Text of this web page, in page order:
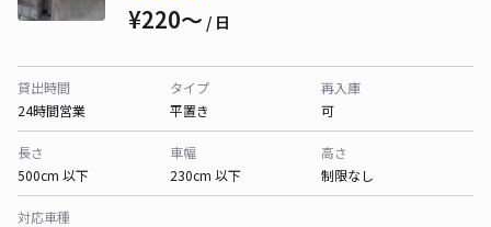
¥220〜 / 日
貸出時間
24時間営業
タイプ
平置き
再入庫
可
長さ
500cm 以下
車幅
230cm 以下
高さ
制限なし
対応車種